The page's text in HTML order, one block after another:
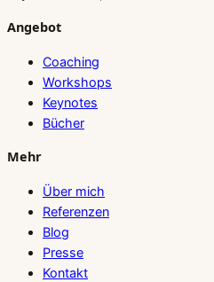
Angebot
Coaching
Workshops
Keynotes
Bücher
Mehr
Über mich
Referenzen
Blog
Presse
Kontakt